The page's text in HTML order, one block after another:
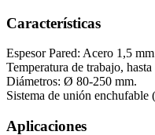
Características
Espesor Pared: Acero 1,5
Temperatura de trabajo, hasta
Diámetros: Ø 80-250 mm.
Sistema de unión enchufable
Aplicaciones